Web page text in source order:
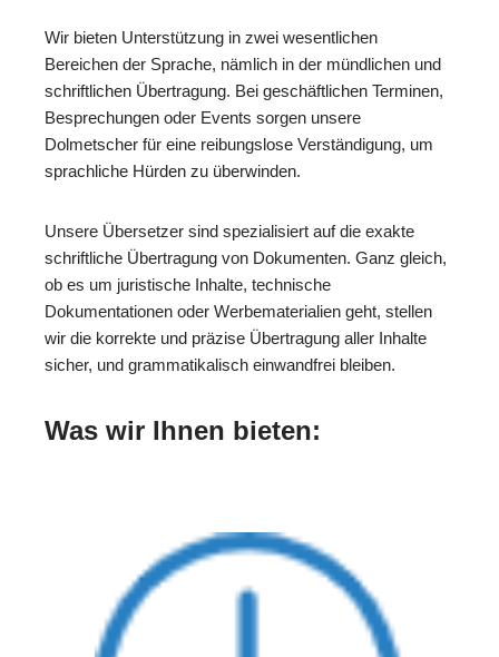
Wir bieten Unterstützung in zwei wesentlichen
Bereichen der Sprache, nämlich in der mündlichen und
schriftlichen Übertragung. Bei geschäftlichen Terminen,
Besprechungen oder Events sorgen unsere
Dolmetscher für eine reibungslose Verständigung, um
sprachliche Hürden zu überwinden.
Unsere Übersetzer sind spezialisiert auf die exakte
schriftliche Übertragung von Dokumenten. Ganz gleich,
ob es um juristische Inhalte, technische
Dokumentationen oder Werbematerialien geht, stellen
wir die korrekte und präzise Übertragung aller Inhalte
sicher, und grammatikalisch einwandfrei bleiben.
Was wir Ihnen bieten: